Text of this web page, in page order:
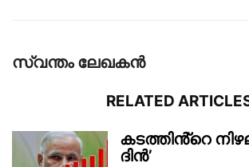
സ്വന്തം ലേഖകന്‍
RELATED
കടത്തിൻ്റെ
ദിൻ’